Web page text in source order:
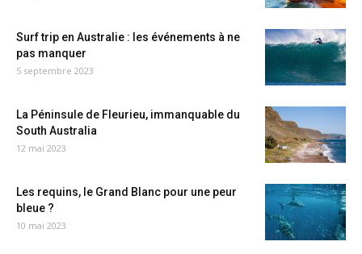
Surf trip en Australie : les événements à ne
pas manquer
5 septembre 2023
La Péninsule de Fleurieu, immanquable du
South Australia
12 mai 2023
Les requins, le Grand Blanc pour une peur
bleue ?
10 mai 2023